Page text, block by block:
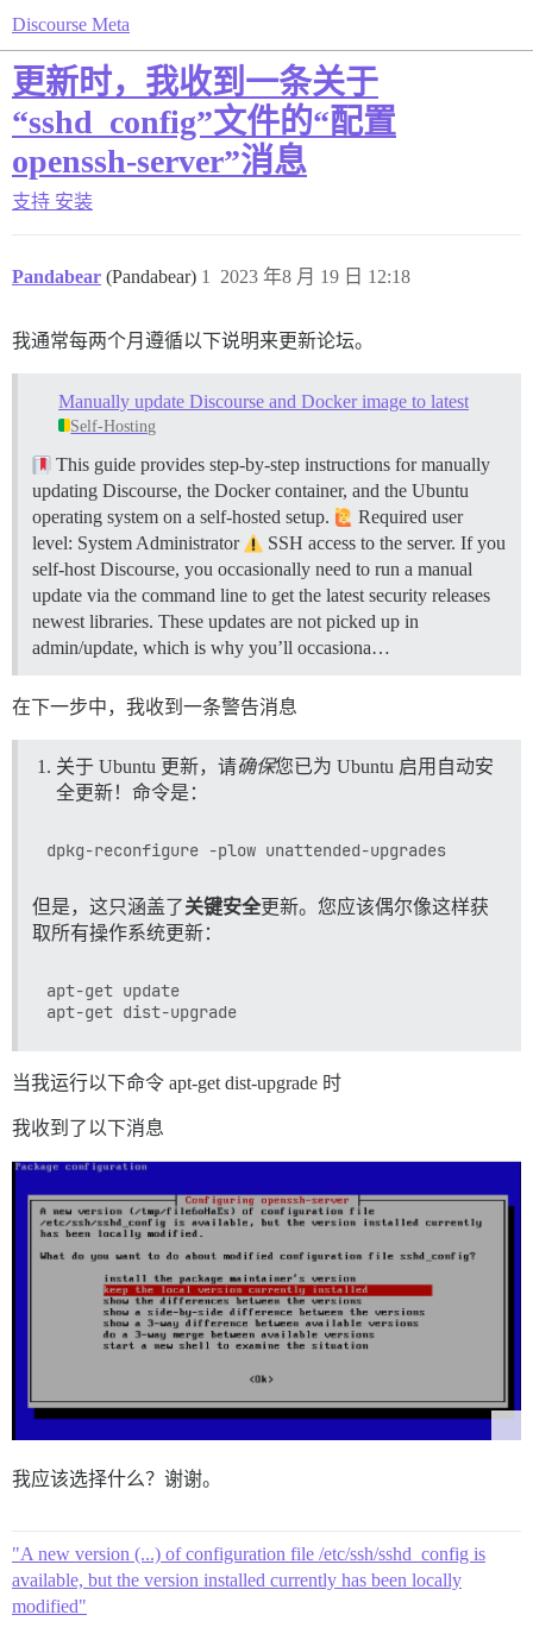
Discourse Meta
更新时，我收到一条关于
“sshd_config”文件的“配置
openssh-server”消息
支持 安装
Pandabear (Pandabear) 2023 年8 月 19 日 12:18
1
我通常每两个月遵循以下说明来更新论坛。
Manually update Discourse and Docker image to latest
Self-Hosting
This guide provides step-by-step instructions for manually
updating Discourse, the Docker container, and the Ubuntu
operating system on a self-hosted setup.
Required user
level: System Administrator
SSH access to the server. If you
self-host Discourse, you occasionally need to run a manual
update via the command line to get the latest security releases
newest libraries. These updates are not picked up in
admin/update, which is why you’ll occasiona…
在下一步中，我收到一条警告消息
关于 Ubuntu 更新，请确保您已为 Ubuntu 启用自动安
全更新！命令是：
但是，这只涵盖了关键安全更新。您应该偶尔像这样获
取所有操作系统更新：
apt-get update
当我运行以下命令 apt-get dist-upgrade 时
我收到了以下消息
我应该选择什么？谢谢。
"A new version (...) of configuration file /etc/ssh/sshd_config is
available, but the version installed currently has been locally
modified"